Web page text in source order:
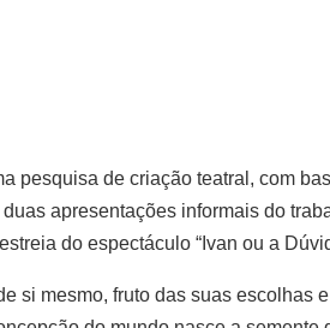
pesquisa de criação teatral, com
apresentações informais do
do espectáculo “Ivan ou a
si mesmo, fruto das suas escolhas